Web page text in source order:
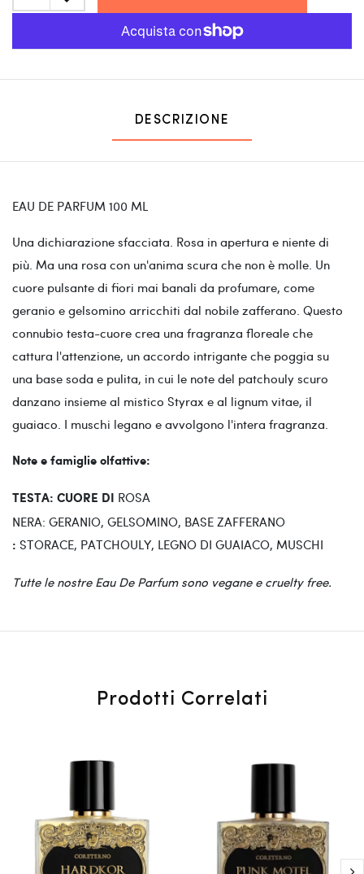
DESCRIZIONE
EAU DE PARFUM 100 ML
Una dichiarazione sfacciata. Rosa in apertura e niente di
più. Ma una rosa con un'anima scura che non è molle. Un
cuore pulsante di fiori mai banali da profumare, come
geranio e gelsomino arricchiti dal nobile zafferano. Questo
connubio testa-cuore crea una fragranza floreale che
cattura l'attenzione, un accordo intrigante che poggia su
una base soda e pulita, in cui le note del patchouly scuro
danzano insieme al mistico Styrax e al lignum vitae, il
guaiaco. I muschi legano e avvolgono l'intera fragranza.
Note e famiglie olfattive:
TESTA: CUORE DI
ROSA
NERA: GERANIO, GELSOMINO, BASE ZAFFERANO
: STORACE, PATCHOULY, LEGNO DI GUAIACO, MUSCHI
Tutte le nostre Eau De Parfum sono vegane e cruelty free.
Prodotti Correlati